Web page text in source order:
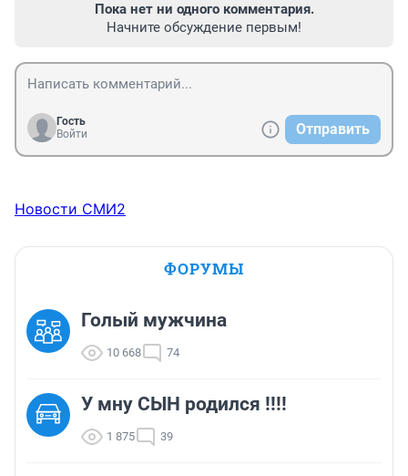
Пока нет ни одного комментария.
Начните обсуждение первым!
Гость
Войти
Отправить
Новости СМИ2
ФОРУМЫ
Голый мужчина
10 668 74
У мну СЫН родился !!!!
1 875 39